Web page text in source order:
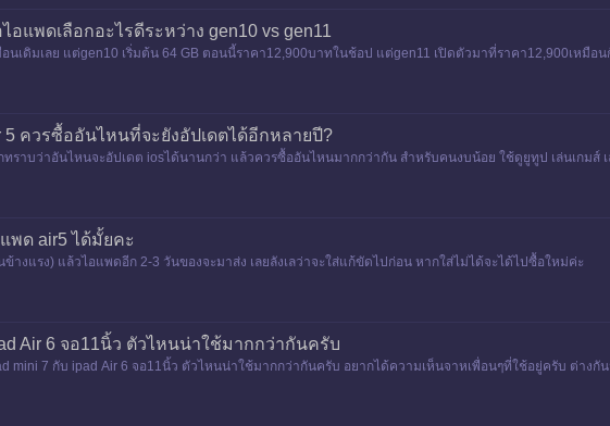
อแพดเลือกอะไรดีระหว่าง gen10 vs gen11
อนเดิมเลย แต่gen10 เริ่มต้น 64 GB ตอนนี้ราคา12,900บาทในช้อป แต่gen11 เปิดตัวมาที่ราคา12,900เหมือ
5 ควรซื้ออันไหนที่จะยังอัปเดตได้อีกหลายปี?
ทราบว่าอันไหนจะอัปเดต iosได้นานกว่า แล้วควรซื้ออันไหนมากกว่ากัน สำหรับคนงบน้อย ใช้ดูยูทูป เล่นเกม
พด air5 ได้มั้ยคะ
างแรง) แล้วไอแพดอีก 2-3 วันของจะมาส่ง เลยลังเลว่าจะใส่แก้ขัดไปก่อน หากใส่ไม่ได้จะได้ไปซื้อใหม่ค่ะ
Air 6 จอ11นิ้ว ตัวไหนน่าใช้มากกว่ากันครับ
mini 7 กับ ipad Air 6 จอ11นิ้ว ตัวไหนน่าใช้มากกว่ากันครับ อยากได้ความเห็นจาหเพื่อนๆที่ใช้อยู่ครับ ต่างกั